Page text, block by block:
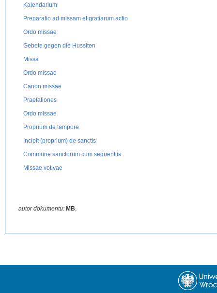
Kalendarium
Preparatio ad missam et gratiarum actio
Ordo missae
Gebete gegen die Hussiten
Missa
Ordo missae
Canon missae
Praefationes
Ordo missae
Proprium de tempore
Incipit (proprium) de sanctis
Commune sanctorum cum sequentiis
Missae votivae
autor dokumentu: MB,